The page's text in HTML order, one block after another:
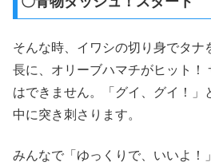
そんな時、イワシの切り身でタナ
長に、オリーブハマチがヒット！
はできません。「グイ、グイ！」
中に突き刺さります。
みんなで「ゆっくりで、いいよ！